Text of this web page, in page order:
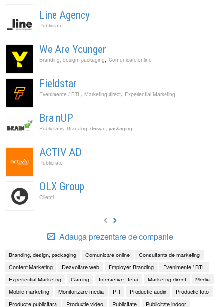
Line Agency
Publicitate
We Are Younger
Branding, design, packaging, Comunicare online
Fieldstar
Evenimente / BTL , Marketing direct, Experiential Marketing
BrainUP
Publicitate, Branding, design, packaging
ACTIV AD
Publicitate
OLX Group
Clienti
Adauga prezentare de companie
Branding, design, packaging Comunicare online
Consultanta de marketing
Content Marketing
Dezvoltare web Employer Branding
Evenimente / BTL
Experiential Marketing
Gaming Interactive Retail Marketing direct
Media
Mobile marketing
Monitorizare media PR Productie audio
Productie foto
Productie publicitara
Productie video Publicitate Publicitate indoor